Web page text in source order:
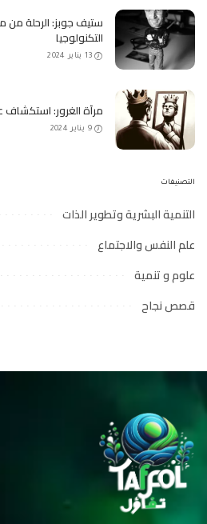
ستيف جوبز: الرحلة من
التكنولوجيا
13 يناير 2024
مرآة الغرور:
9 يناير 2024
التصنيفات
التنمية البشرية وتطوير الذات
علم النفس والاجتماع
علوم و تنمية
قصص نجاح